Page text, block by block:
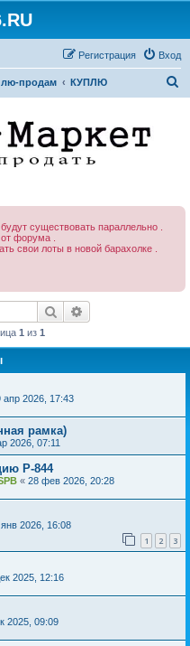
Вход
Регистрация
продам КУПЛЮ
существовать параллельно .
форума .
свои лоты в новой барахолке .
Поиск
1 из 1
апр 2026, 17:43
рамка)
2026, 07:11
Р-844
« 28 фев 2026, 20:28
янв 2026, 16:08
1 2 3
2025, 12:16
2025, 09:09